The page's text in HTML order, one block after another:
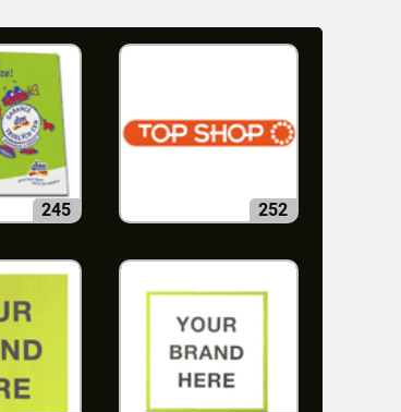
245 252